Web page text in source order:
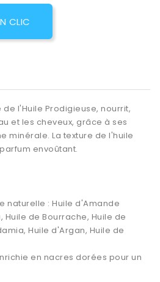
CLIC
de l'Huile Prodigieuse, nourrit,
et les cheveux, grâce à ses
minérale. La texture de l'huile
envoûtant.
naturelle : Huile d'Amande
de Bourrache, Huile de
Huile d'Argan, Huile de
en nacres dorées pour un